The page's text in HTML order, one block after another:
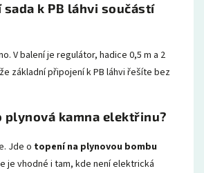
k PB láhvi součástí
V balení je regulátor, hadice 0,5 m a 2
základní připojení k PB láhvi řešíte bez
kamna elektřinu?
Jde o topení na plynovou bombu
je vhodné i tam, kde není elektrická